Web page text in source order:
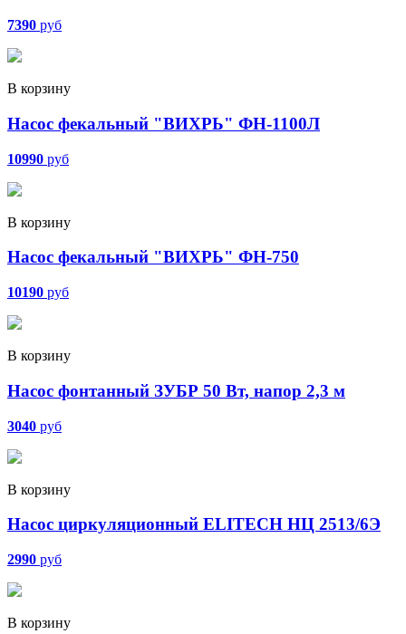
7390 руб
В корзину
Насос фекальный "ВИХРЬ" ФН-1100Л
10990 руб
В корзину
Насос фекальный "ВИХРЬ" ФН-750
10190 руб
В корзину
Насос фонтанный ЗУБР 50 Вт, напор 2,3 м
3040 руб
В корзину
Насос циркуляционный ELITECH НЦ 2513/6Э
2990 руб
В корзину